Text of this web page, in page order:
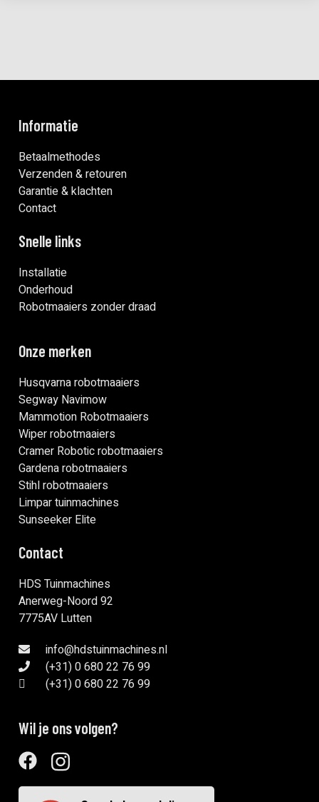
Informatie
Betaalmethodes
Verzenden & retouren
Garantie & klachten
Contact
Snelle links
Installatie
Onderhoud
Robotmaaiers zonder draad
Onze merken
Husqvarna robotmaaiers
Segway Navimow
Mammotion Robotmaaiers
Wiper robotmaaiers
Cramer Robotic robotmaaiers
Gardena robotmaaiers
Stihl robotmaaiers
Limpar tuinmachines
Sunseeker Elite
Contact
HDS Tuinmachines
Anerweg-Noord 92
7775AV Lutten
info@hdstuinmachines.nl
(+31) 0 680 22 76 99
(+31) 0 680 22 76 99
Wil je ons volgen?